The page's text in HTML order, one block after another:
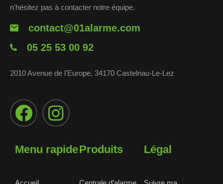
n'hésitez pas à contacter notre équipe.
contact@01alarme.com
05 25 53 00 92
2010 Avenue de l'Europe, 34170 Castelnau-Le-Lez
Menu rapideProduits Légal